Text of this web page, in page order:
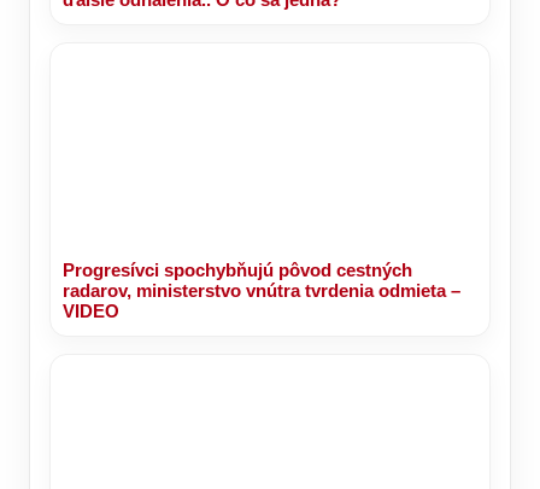
Progresívci spochybňujú pôvod cestných
radarov, ministerstvo vnútra tvrdenia odmieta –
VIDEO